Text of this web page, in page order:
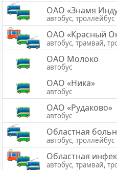
ОАО «Знамя
автобус, троллейбус
ОАО «Красный
автобус, трамвай,
ОАО Молоко
автобус
ОАО «Ника»
автобус
ОАО «Рудаково»
автобус
Областная
автобус, троллейбус
Областная
автобус, трамвай,